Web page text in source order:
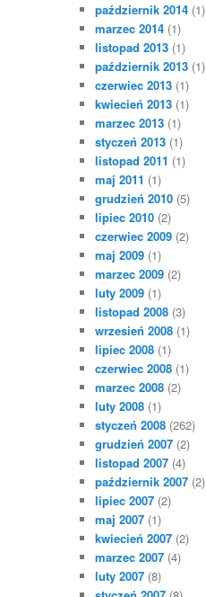
październik 2014 (1)
marzec 2014 (1)
listopad 2013 (1)
październik 2013 (1)
czerwiec 2013 (1)
kwiecień 2013 (1)
marzec 2013 (1)
styczeń 2013 (1)
listopad 2011 (1)
maj 2011 (1)
grudzień 2010 (5)
lipiec 2010 (2)
czerwiec 2009 (2)
maj 2009 (1)
marzec 2009 (2)
luty 2009 (1)
listopad 2008 (3)
wrzesień 2008 (1)
lipiec 2008 (1)
czerwiec 2008 (1)
marzec 2008 (2)
luty 2008 (1)
styczeń 2008 (262)
grudzień 2007 (2)
listopad 2007 (4)
październik 2007 (2)
lipiec 2007 (2)
maj 2007 (1)
kwiecień 2007 (2)
marzec 2007 (4)
luty 2007 (8)